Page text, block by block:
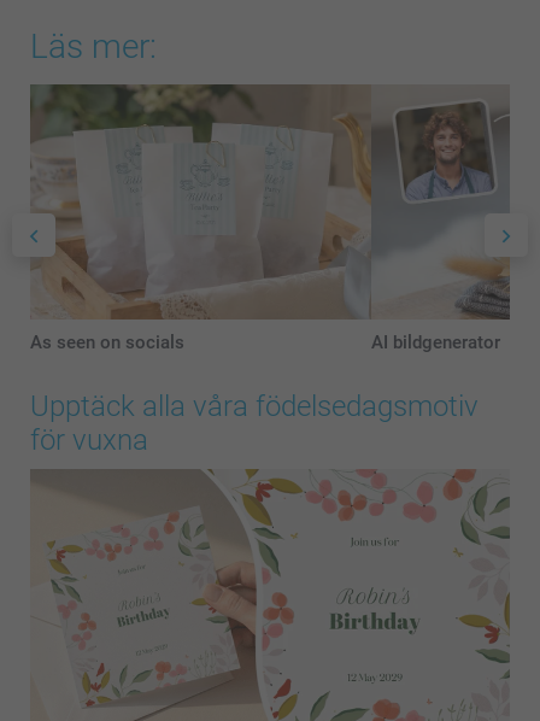
Läs mer:
As seen on socials AI bildgenerator
Upptäck alla våra födelsedagsmotiv
för vuxna